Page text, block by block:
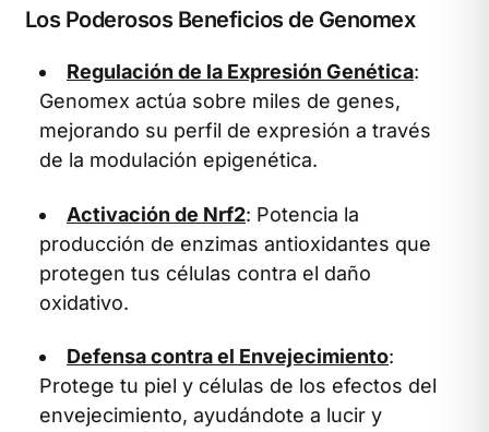
Los Poderosos Beneficios de Genomex
Regulación de la Expresión Genética:
Genomex actúa sobre miles de genes,
mejorando su perfil de expresión a través
de la modulación epigenética.
Activación de Nrf2: Potencia la
producción de enzimas antioxidantes que
protegen tus células contra el daño
oxidativo.
Defensa contra el Envejecimiento:
Protege tu piel y células de los efectos del
envejecimiento, ayudándote a lucir y